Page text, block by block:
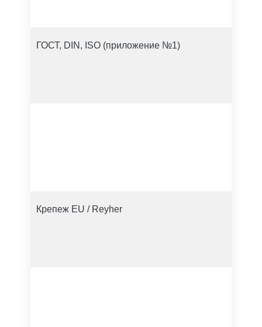
ГОСТ, DIN, ISO (приложение №1)
Крепеж EU / Reyher